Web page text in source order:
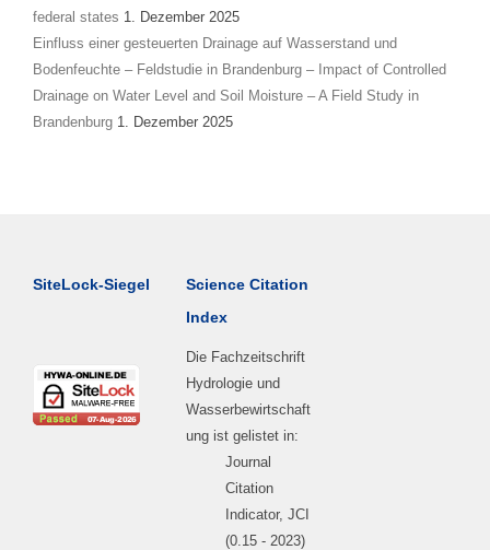
federal states 1. Dezember 2025
Einfluss einer gesteuerten Drainage auf Wasserstand und
Bodenfeuchte – Feldstudie in Brandenburg – Impact of Controlled
Drainage on Water Level and Soil Moisture – A Field Study in
Brandenburg 1. Dezember 2025
SiteLock-Siegel
Science Citation
Index
Die Fachzeitschrift
Hydrologie und
Wasserbewirtschaft
ung ist gelistet in:
Journal
Citation
Indicator, JCI
(0.15 - 2023)